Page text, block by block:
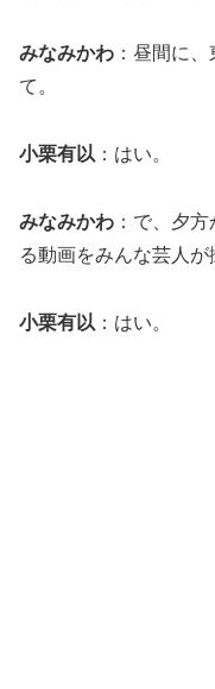
みなみかわ ：昼間に
て。
小栗有以 ：はい。
みなみかわ ：で、夕
る動画をみんな芸人が
小栗有以 ：はい。